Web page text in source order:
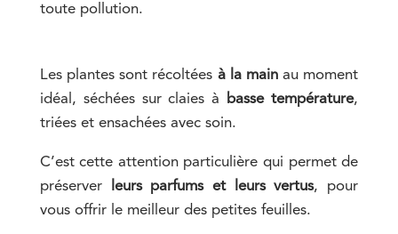
toute pollution.
Les plantes sont récoltées à la mainau moment
idéal, séchées sur claies à
basse température,
triées et ensachées avec soin.
C’est cette attention particulière qui permet de
préserver
leurs parfums et leurs vertus, pour
vous offrir le meilleur des petites feuilles.